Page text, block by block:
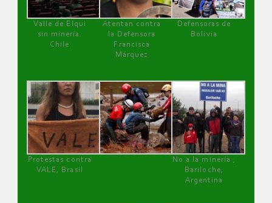
Valle de Elqui
sin minería.
Chile
Atentan contra
la Defensora
Francisca
Márquez
Defensoras de
Bolivia
Protestas contra
VALE, Brasil
No a la minería ,
Bariloche,
Argentina